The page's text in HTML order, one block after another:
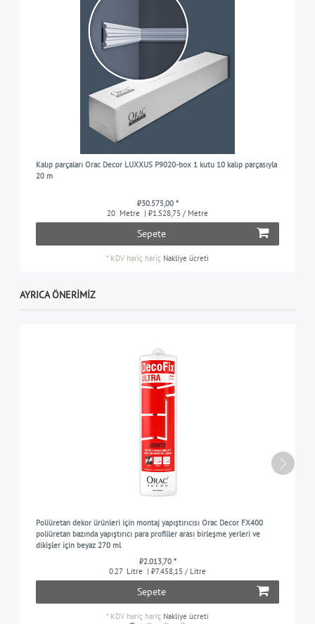
Kalıp parçaları Orac Decor LUXXUS P9020-box 1 kutu 10 kalıp parçasıyla
20 m
₺30.575,00 *
20 Metre | ₺1.528,75 / Metre
Sepete
* KDV hariç hariç Nakliye ücreti
AYRICA ÖNERIMIZ
Poliüretan dekor ürünleri için montaj yapıştırıcısı Orac Decor FX400
poliüretan bazında yapıştırıcı para profiller arası birleşme yerleri ve
dikişler için beyaz 270 ml
₺2.013,70 *
0.27 Litre | ₺7.458,15 / Litre
Sepete
* KDV hariç hariç Nakliye ücreti